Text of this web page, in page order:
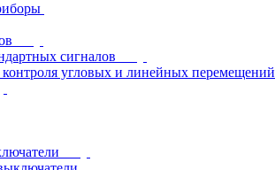
сигналов
угловых и линейных перемещений